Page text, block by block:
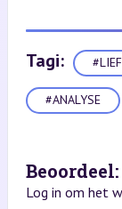
Tagi:
#ANALYSE
Beoordeel:
Log in om het